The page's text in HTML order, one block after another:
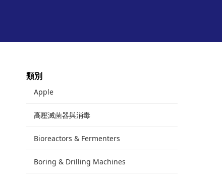
類別
Apple
高壓滅菌器與消毒
Bioreactors & Fermenters
Boring & Drilling Machines